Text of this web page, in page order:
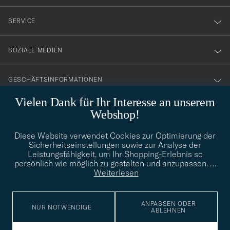
Vielen Dank für Ihr Interesse an unserem
Webshop!
Diese Website verwendet Cookies zur Optimierung der
Sicherheitseinstellungen sowie zur Analyse der
Leistungsfähigkeit, um Ihr Shopping-Erlebnis so
persönlich wie möglich zu gestalten und anzupassen. …
Weiterlesen
NUR NOTWENDIGE
ANPASSEN ODER
ABLEHNEN
nyhetsbrev!
SERVICE
SOZIALE MEDIEN
GESCHÄFTSINFORMATIONEN
info@careofcarl.de
Benötigen Sie Hilfe bei der Suche nach Ihrem persönlichen Stil?
Wenden Sie sich an uns, wir helfen Ihnen gerne weiter!